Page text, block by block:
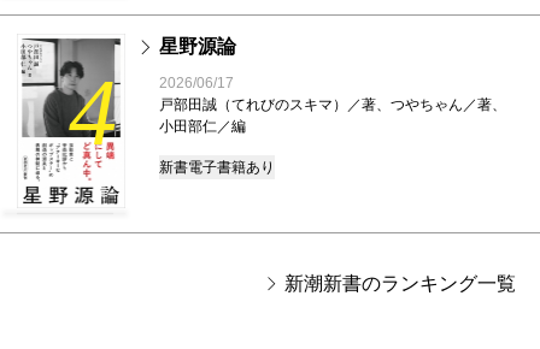
4
星野源論
2026/06/17
戸部田誠（てれびのスキマ）／著、つやちゃん／著、
小田部仁／編
新書電子書籍あり
新潮新書のランキング一覧